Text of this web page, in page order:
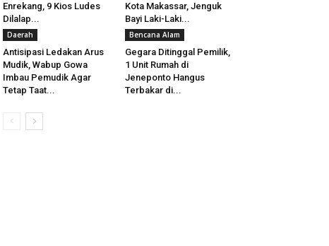
Enrekang, 9 Kios Ludes
Dilalap...
Kota Makassar, Jenguk
Bayi Laki-Laki...
Daerah
Antisipasi Ledakan Arus
Mudik, Wabup Gowa
Imbau Pemudik Agar
Tetap Taat...
Bencana Alam
Gegara Ditinggal Pemilik,
1 Unit Rumah di
Jeneponto Hangus
Terbakar di...